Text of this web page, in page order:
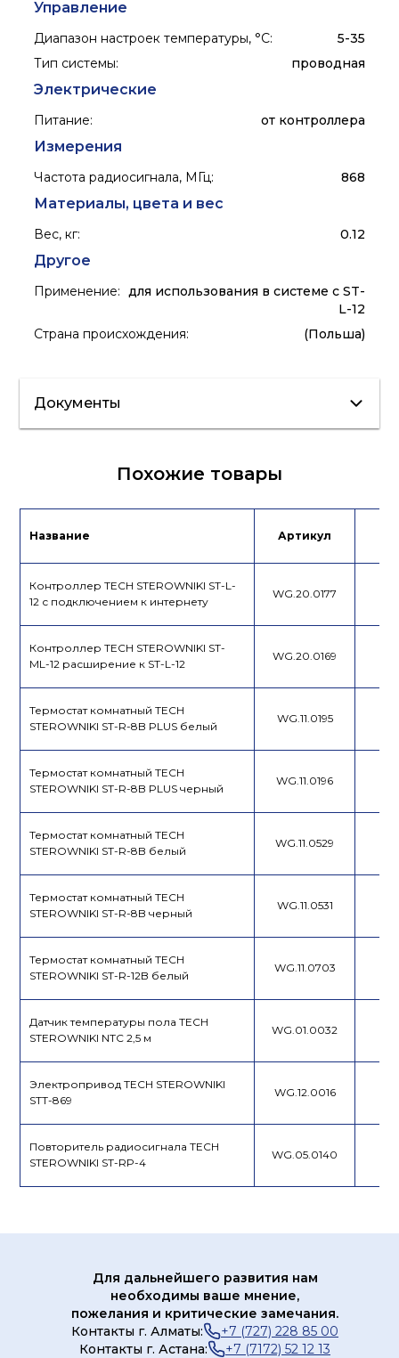
Управление
Диапазон настроек температуры, °С:
5-35
Тип системы: проводная
Электрические
Питание: от контроллера
Измерения
Частота радиосигнала, МГц: 868
Материалы, цвета и вес
Вес, кг: 0.12
Другое
Применение: для использования в системе с ST-
L-12
Страна происхождения: (Польша)
Документы
Похожие товары
Название Артикул
Контроллер TECH STEROWNIKI ST-L-
12 с подключением к интернету
WG.20.0177
Контроллер TECH STEROWNIKI ST-
ML-12 расширение к ST-L-12
WG.20.0169
Термостат комнатный TECH
STEROWNIKI ST-R-8B PLUS белый
WG.11.0195
Термостат комнатный TECH
STEROWNIKI ST-R-8B PLUS черный
WG.11.0196
Термостат комнатный TECH
STEROWNIKI ST-R-8B белый
WG.11.0529
Термостат комнатный TECH
STEROWNIKI ST-R-8B черный
WG.11.0531
Термостат комнатный TECH
STEROWNIKI ST-R-12B белый
WG.11.0703
Датчик температуры пола TECH
STEROWNIKI NTC 2,5 м
WG.01.0032
Электропривод TECH STEROWNIKI
STT-869
WG.12.0016
Повторитель радиосигнала TECH
STEROWNIKI ST-RP-4
WG.05.0140
Для дальнейшего развития нам
необходимы ваше мнение,
пожелания и критические замечания.
Контакты г. Алматы:
+7 (727) 228 85 00
Контакты г. Астана:
+7 (7172) 52 12 13